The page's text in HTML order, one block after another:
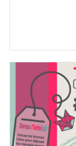
couverture
(conseillée)